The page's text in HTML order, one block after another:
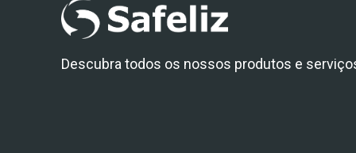
Descubra todos os nossos produtos e